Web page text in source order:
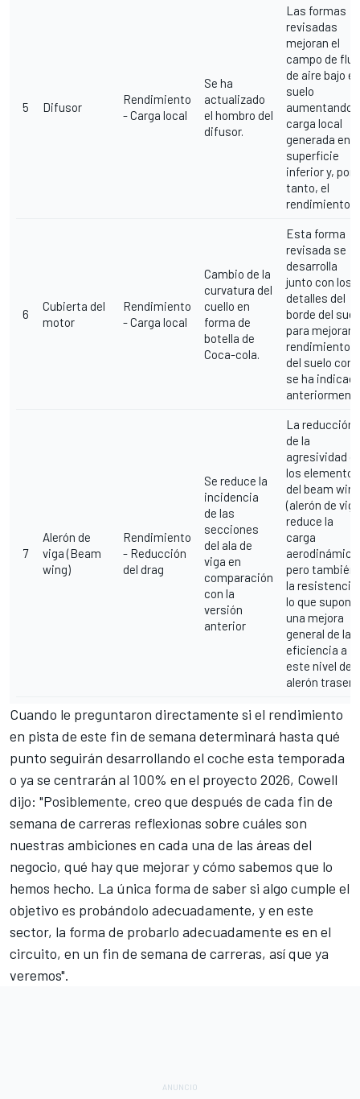
5 Difusor
Rendimiento
- Carga local
Se ha
actualizado
el hombro del
difusor.
Las formas
revisadas
mejoran el
campo de
de aire bajo el
suelo
aumentando
carga local
generada en
superficie
inferior y, por
tanto, el
rendimiento.
6
Cubierta del
motor
Rendimiento
- Carga local
Cambio de la
curvatura del
cuello en
forma de
botella de
Coca-cola.
Esta forma
revisada se
desarrolla
junto con los
detalles del
borde del
para mejorar
rendimiento
del suelo
se ha
7
Alerón de
viga (Beam
wing)
Rendimiento
- Reducción
del drag
Se reduce la
incidencia
de las
secciones
del ala de
viga en
comparación
con la
versión
anterior
La reducción
de la
agresividad
los elementos
del beam wing
(alerón de
reduce la
carga
pero también
la resistencia,
lo que supone
una mejora
general de la
eficiencia a
este nivel del
alerón
Cuando le preguntaron directamente si el rendimiento
en pista de este fin de semana determinará hasta qué
punto seguirán desarrollando el coche esta temporada
o ya se centrarán al 100% en el proyecto 2026, Cowell
dijo: "Posiblemente, creo que después de cada fin de
semana de carreras reflexionas sobre cuáles son
nuestras ambiciones en cada una de las áreas del
negocio, qué hay que mejorar y cómo sabemos que lo
hemos hecho. La única forma de saber si algo cumple el
objetivo es probándolo adecuadamente, y en este
sector, la forma de probarlo adecuadamente es en el
circuito, en un fin de semana de carreras, así que ya
veremos".